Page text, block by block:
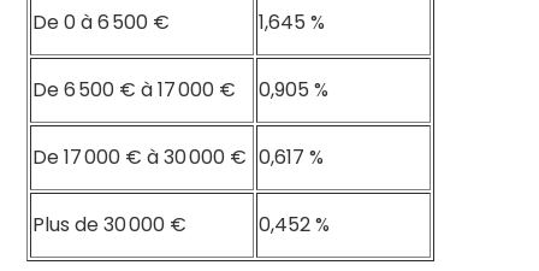
De 0 à 6 500 € 1,645 %
De 6 500 € à 17 000 € 0,905 %
De 17 000 € à 30 000 € 0,617 %
Plus de 30 000 € 0,452 %